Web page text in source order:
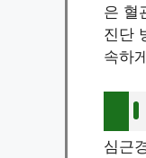
은 혈
진단
속하
심근